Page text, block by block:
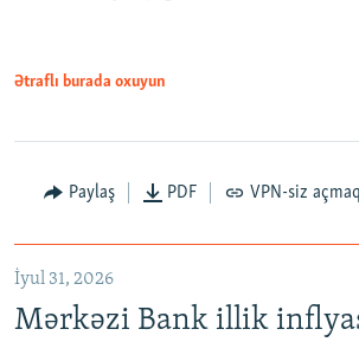
Ətraflı burada oxuyun
Paylaş PDF VPN-siz açmaq
İyul 31, 2026
Mərkəzi Bank illik